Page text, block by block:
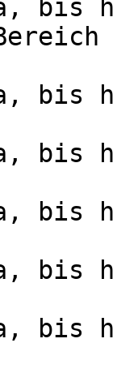
bis
bis h
bis h
bis h
bis h
bis h